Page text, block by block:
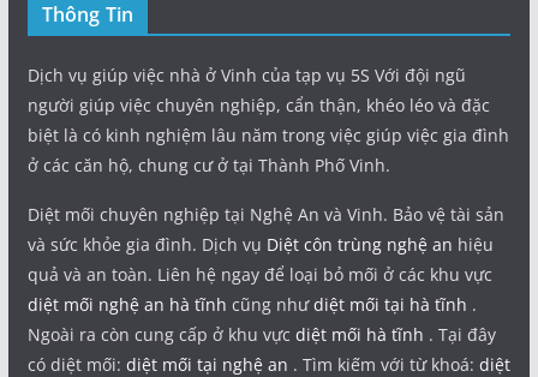
Thông Tin
Dịch vụ giúp việc nhà ở Vinh của tạp vụ 5S Với đội ngũ
người giúp việc chuyên nghiệp, cẩn thận, khéo léo và đặc
biệt là có kinh nghiệm lâu năm trong việc giúp việc gia đình
ở các căn hộ, chung cư ở tại Thành Phố Vinh.
Diệt mối chuyên nghiệp tại Nghệ An và Vinh. Bảo vệ tài sản
và sức khỏe gia đình. Dịch vụ Diệt côn trùng nghệ an hiệu
quả và an toàn. Liên hệ ngay để loại bỏ mối ở các khu vực
diệt mối nghệ an hà tĩnh cũng nhưdiệt mối tại hà tĩnh .
Ngoài ra còn cung cấp ở khu vực diệt mối hà tĩnh . Tại đây
có diệt mối: diệt mối tại nghệ an . Tìm kiếm với từ khoá: diệt